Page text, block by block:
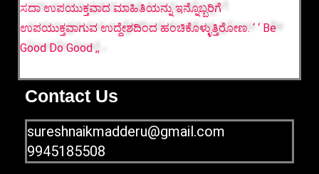
ಸದಾ ಉಪಯುಕ್ತವಾದ ಮಾಹಿತಿಯನ್ನು ಇನ್ನೊಬ್ಬರಿಗೆ
ಉಪಯುಕ್ತವಾಗುವ ಉದ್ದೇಶದಿಂದ ಹಂಚಿಕೊಳ್ಳುತ್ತಿರೋಣ. ‘ ‘ Be
Good Do Good ,,
Contact Us
sureshnaikmadderu@gmail.com
9945185508